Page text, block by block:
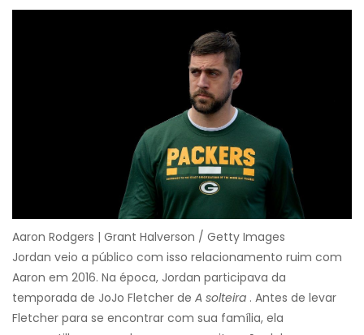
Aaron Rodgers | Grant Halverson / Getty Images
Jordan veio a público com isso relacionamento ruim com
Aaron em 2016. Na época, Jordan participava da
temporada de JoJo Fletcher de A solteira . Antes de levar
Fletcher para se encontrar com sua família, ela